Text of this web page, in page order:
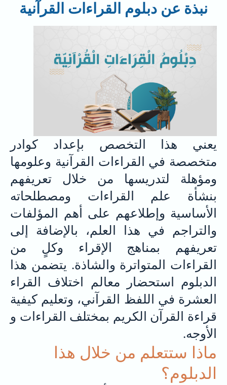
نبذة عن دبلوم القراءات القرآنية
يعني هذا التخصص بإعداد كوادر
متخصصة في القراءات القرآنية وعلومها
ومؤهلة لتدريسها من خلال تعريفهم
بنشأة علم القراءات ومصطلحاته
الأساسية وإطلاعهم على أهم المؤلفات
والتراجم في هذا العلم، بالإضافة إلى
تعريفهم بمناهج الإقراء وكلٍ من
القراءات المتواترة والشاذة. يتضمن هذا
الدبلوم استحضار معالم اختلاف القراء
العشرة في اللفظ القرآني، وتعليم كيفية
قراءة القرآن الكريم بمختلف القراءات و
الأوجه.
ماذا ستتعلم من خلال هذا
الدبلوم؟